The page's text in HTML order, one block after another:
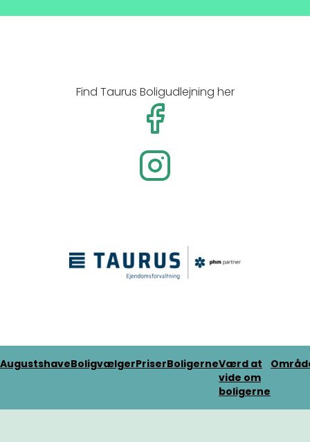
Find Taurus Boligudlejning her
AugustshaveBoligvælgerPriserBoligerneVærd at
vide om
boligerne